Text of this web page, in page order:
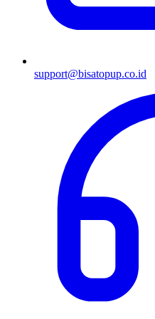
support@bisatopup.co.id